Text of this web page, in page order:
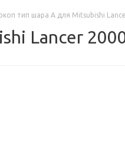
тип шара A для Mitsubishi
Lancer